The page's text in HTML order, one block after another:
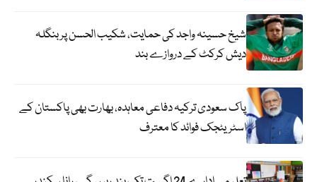
شیخ حسینہ واجد کی حمایت، شکیب الحسن پر بنگلہ
دیش کرکٹ کے دروازے بند
پاک سعودی ترکیہ دفاعی معاہدہ، بھارت بھی پاکستان کے
اسٹریٹجک فوائد کا معترف